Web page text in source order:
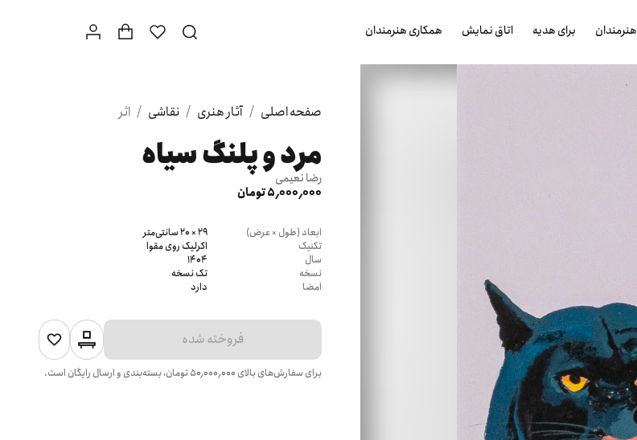
هنرمندان برای هدیه اتاق نمایش همکاری هنرمندان
صفحه اصلی / آثار هنری / نقاشی / اثر
مرد و پلنگ سیاه
رضا نعیمی
5٬000٬000 تومان
ابعاد (طول × عرض)
29 × 20 سانتی‌متر
تکنیک
اکرلیک روی مقوا
سال
1404
نسخه
تک نسخه
امضا
دارد
فروخته شده
برای سفارش‌های بالای ۵۰٬۰۰۰٬۰۰۰تومان، بسته‌بندی و ارسال رایگان است.